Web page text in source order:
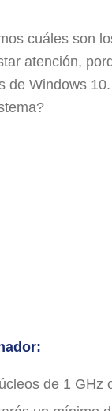
cuáles son
atención,
de Windows
de 1